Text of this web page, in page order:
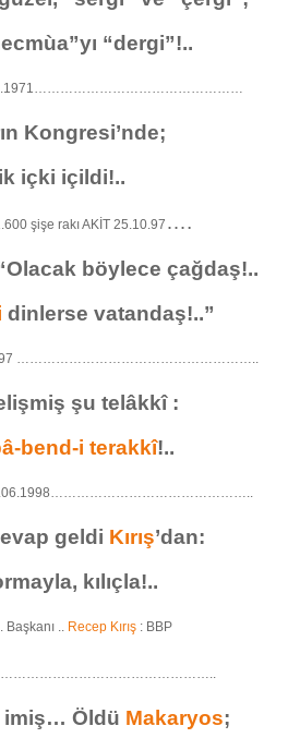
“dergi”!..
Kongresi’nde;
içki içildi!..
şişe rakı AKİT 25.10.97 ….
böylece çağdaş!..
dinlerse vatandaş!..”
………………………………………………..
şu telâkkî :
bend-i terakkî!..
geldi Kırış’dan:
kılıçla!..
.. Recep Kırış : BBP
imiş… Öldü Makaryos;